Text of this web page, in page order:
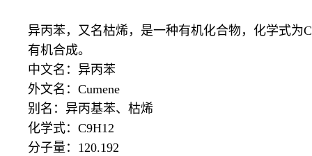
异丙苯，又名枯烯，是一种有机化合物，化学式为
有机合成。
中文名：异丙苯
外文名： Cumene
别名：异丙基苯、枯烯
化学式： C9H12
分子量： 120.192